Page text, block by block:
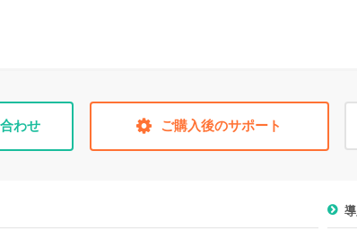
わせ ご購入後のサポート